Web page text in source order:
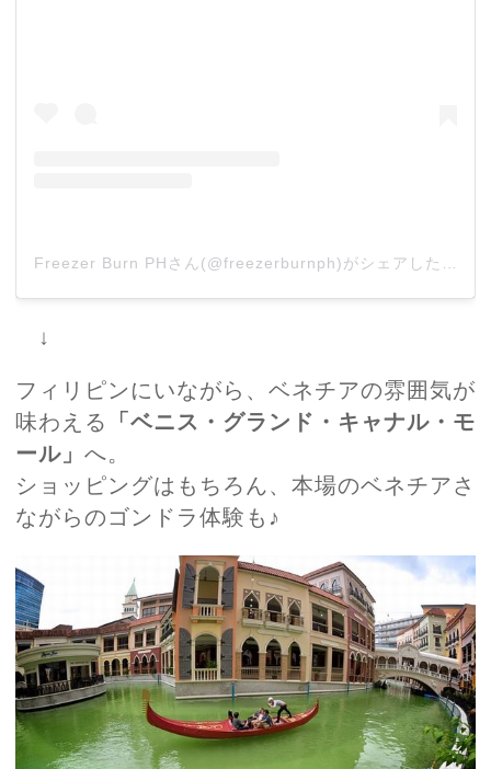
↓
フィリピンにいながら、ベネチアの雰囲気が
味わえる
「ベニス・グランド・キャナル・モ
ール」 へ。
ショッピングはもちろん、本場のベネチアさ
ながらのゴンドラ体験も♪